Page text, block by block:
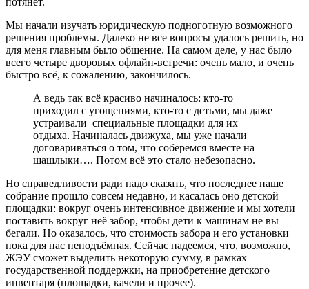
Мы начали изучать юридическую подноготную возможного
решения проблемы. Далеко не все вопросы удалось решить, но
для меня главным было общение. На самом деле, у нас было
всего четыре дворовых офлайн-встречи: очень мало, и очень
быстро всё, к сожалению, закончилось.
А ведь так всё красиво начиналось: кто-то
приходил с угощениями, кто-то с детьми, мы даже
устраивали специальные площадки для их
отдыха. Начиналась движуха, мы уже начали
договариваться о том, что соберемся вместе на
шашлыки…. Потом всё это стало небезопасно.
Но справедливости ради надо сказать, что последнее наше
собрание прошло совсем недавно, и касалась оно детской
площадки: вокруг очень интенсивное движение и мы хотели
поставить вокруг неё забор, чтобы дети к машинам не вы
бегали. Но оказалось, что стоимость забора и его установки
пока для нас неподъёмная. Сейчас надеемся, что, возможно,
ЖЭУ сможет выделить некоторую сумму, в рамках
государственной поддержки, на приобретение детского
инвентаря (площадки, качели и прочее).